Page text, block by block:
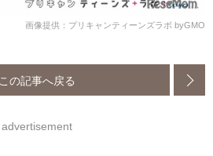
画像提供：プリキャンティーンズラボ byGMO
この記事へ戻る
advertisement